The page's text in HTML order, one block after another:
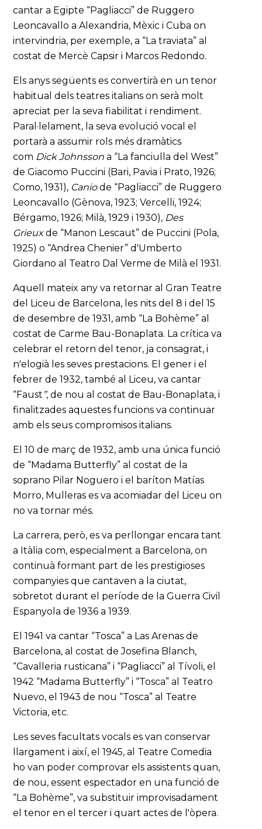
cantar a Egipte “Pagliacci” de Ruggero
Leoncavallo a Alexandria, Mèxic i Cuba on
intervindria, per exemple, a “La traviata” al
costat de Mercè Capsir i Marcos Redondo.
Els anys següents es convertirà en un tenor
habitual dels teatres italians on serà molt
apreciat per la seva fiabilitat i rendiment.
Paral·lelament, la seva evolució vocal el
portarà a assumir rols més dramàtics
com Dick Johnsson a “La fanciulla del West”
de Giacomo Puccini (Bari, Pavia i Prato, 1926;
Como, 1931), Caniode “Pagliacci” de Ruggero
Leoncavallo (Gènova, 1923; Vercelli, 1924;
Bérgamo, 1926; Milà, 1929 i 1930), Des
Grieuxde “Manon Lescaut” de Puccini (Pola,
1925) o “Andrea Chenier” d'Umberto
Giordano al Teatro Dal Verme de Milà el 1931.
Aquell mateix any va retornar al Gran Teatre
del Liceu de Barcelona, les nits del 8 i del 15
de desembre de 1931, amb “La Bohème” al
costat de Carme Bau-Bonaplata. La crítica va
celebrar el retorn del tenor, ja consagrat, i
n'elogià les seves prestacions. El gener i el
febrer de 1932, també al Liceu, va cantar
“Faust ”, de nou al costat de Bau-Bonaplata, i
finalitzades aquestes funcions va continuar
amb els seus compromisos italians.
El 10 de març de 1932, amb una única funció
de “Madama Butterfly” al costat de la
soprano Pilar Noguero i el baríton Matías
Morro, Mulleras es va acomiadar del Liceu on
no va tornar més.
La carrera, però, es va perllongar encara tant
a Itàlia com, especialment a Barcelona, on
continuà formant part de les prestigioses
companyies que cantaven a la ciutat,
sobretot durant el període de la Guerra Civil
Espanyola de 1936 a 1939.
El 1941 va cantar “Tosca” a Las Arenas de
Barcelona, al costat de Josefina Blanch,
“Cavalleria rusticana” i “Pagliacci” al Tívoli, el
1942 “Madama Butterfly” i “Tosca” al Teatro
Nuevo, el 1943 de nou “Tosca” al Teatre
Victoria, etc.
Les seves facultats vocals es van conservar
llargament i així, el 1945, al Teatre Comedia
ho van poder comprovar els assistents quan,
de nou, essent espectador en una funció de
“La Bohème”, va substituir improvisadament
el tenor en el tercer i quart actes de l'òpera.